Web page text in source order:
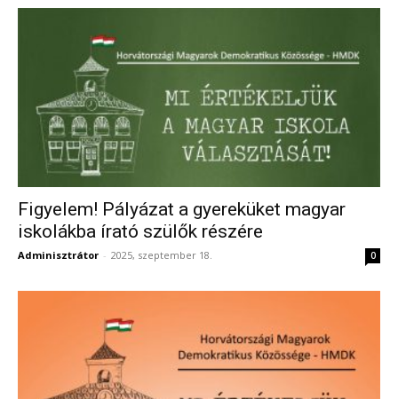
Figyelem! Pályázat a gyereküket magyar
iskolákba írató szülők részére
Adminisztrátor - 2025, szeptember 18. 0